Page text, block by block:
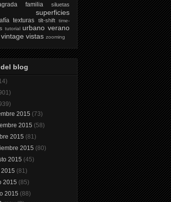
familia siluetas
superficies
texturas tilt-shift
time-
tutorial urbano verano
vintage vistas zooming
blog
2015 (73)
2015 (58)
2015 (81)
2015 (80)
2015 (45)
(81)
2015 (85)
2015 (88)